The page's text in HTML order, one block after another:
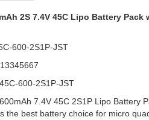
2S 7.4V 45C Lipo Battery Pack
600-2S1P-JST
600-2S1P-JST
7.4V 45C 2S1P Lipo Battery
the best battery choice for micro